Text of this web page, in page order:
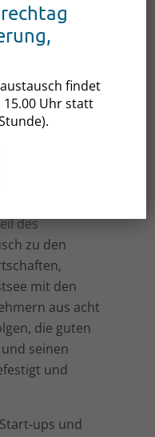
die
mit den
und den
soll an die
in den Jahren
als 500
Teilnehmern
des
zu den
mit den
aus acht
die guten
seinen
und
ups und
findet
15.00 Uhr statt